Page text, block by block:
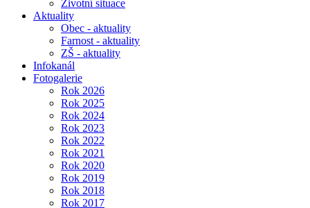
Životní situace
Aktuality
Obec - aktuality
Farnost - aktuality
ZŠ - aktuality
Infokanál
Fotogalerie
Rok 2026
Rok 2025
Rok 2024
Rok 2023
Rok 2022
Rok 2021
Rok 2020
Rok 2019
Rok 2018
Rok 2017